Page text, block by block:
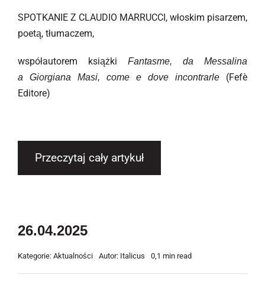
SPOTKANIE Z CLAUDIO MARRUCCI, włoskim pisarzem,
poetą, tłumaczem,
współautorem książki Fantasme, da Messalina
a Giorgiana Masi, come e dove incontrarle (Fefè
Editore)
Przeczytaj cały artykuł
26.04.2025
Kategorie: Aktualności Autor: Italicus 0,1 min read